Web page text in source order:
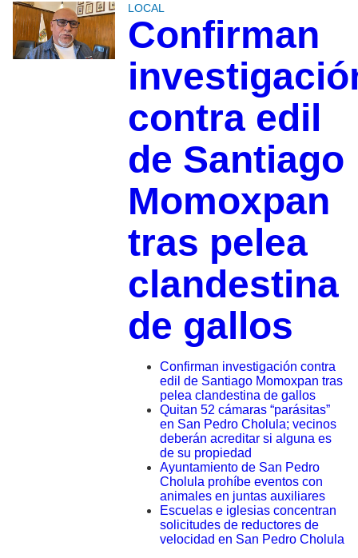
LOCAL
Confirman
contra edil
de Santiago
Momoxpan
tras pelea
clandestina
de gallos
Confirman investigación contra
edil de Santiago Momoxpan tras
pelea clandestina de gallos
Quitan 52 cámaras “parásitas”
en San Pedro Cholula; vecinos
deberán acreditar si alguna es
de su propiedad
Ayuntamiento de San Pedro
Cholula prohíbe eventos con
animales en juntas auxiliares
Escuelas e iglesias concentran
solicitudes de reductores de
velocidad en San Pedro Cholula